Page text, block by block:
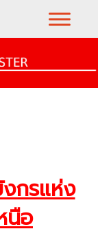
กรแห่ง
นือ